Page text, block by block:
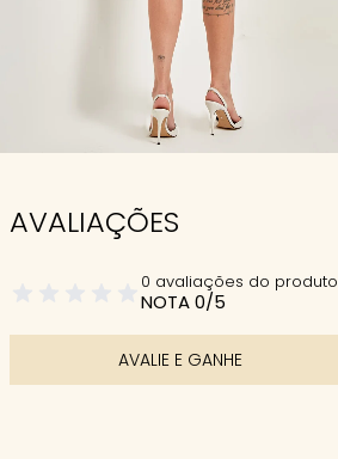
AVALIAÇÕES
0 avaliações do produto
NOTA 0/5
AVALIE E GANHE